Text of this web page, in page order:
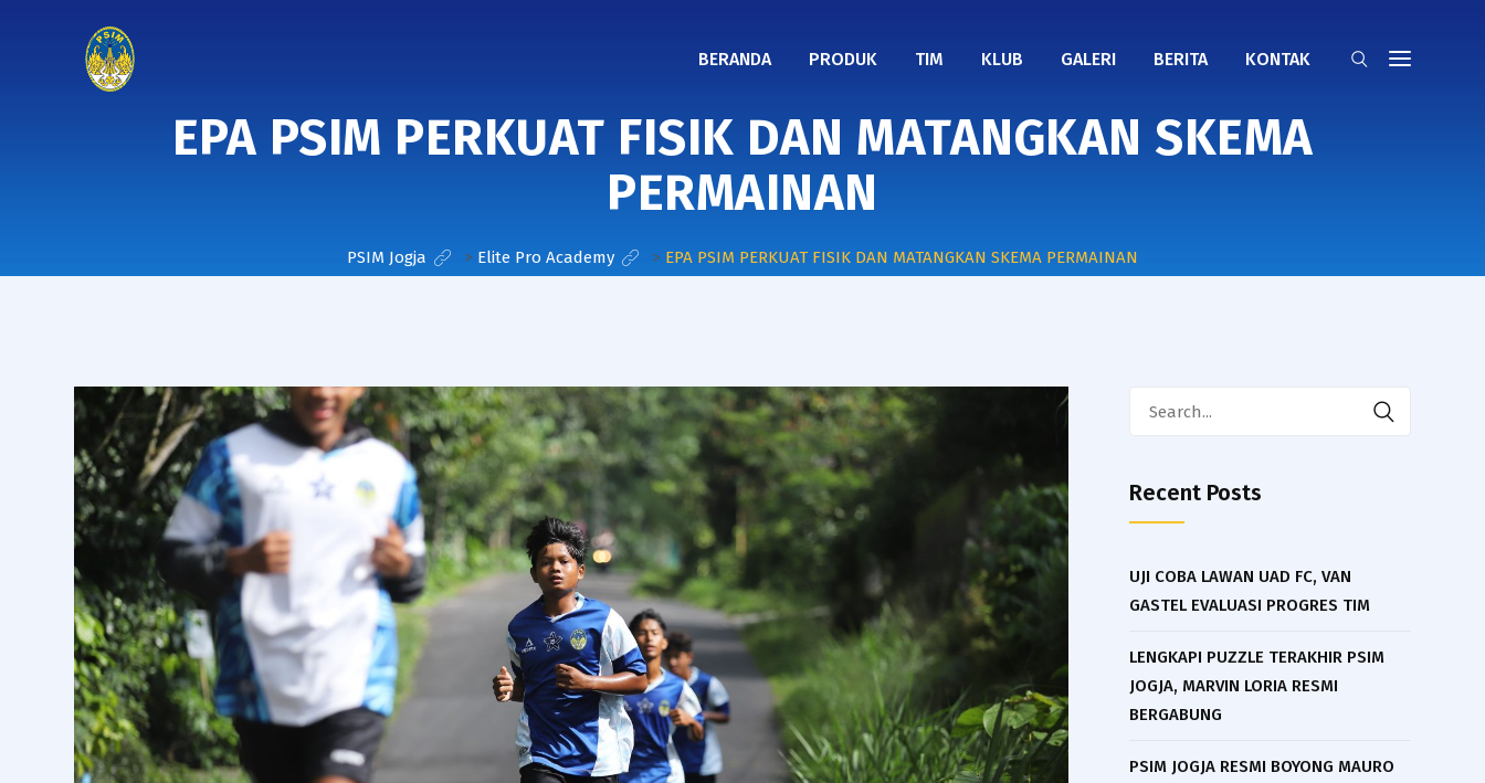
BERANDA PRODUK TIM KLUB GALERI BERITA KONTAK
EPA PSIM PERKUAT FISIK DAN MATANGKAN SKEMA
PERMAINAN
PSIM Jogja > Elite Pro Academy > EPA PSIM PERKUAT FISIK DAN MATANGKAN SKEMA PERMAINAN
Recent Posts
UJI COBA LAWAN UAD FC, VAN
GASTEL EVALUASI PROGRES TIM
LENGKAPI PUZZLE TERAKHIR PSIM
JOGJA, MARVIN LORIA RESMI
BERGABUNG
PSIM JOGJA RESMI BOYONG MAURO